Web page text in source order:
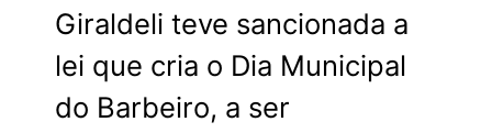
Giraldeli teve sancionada a
lei que cria o Dia Municipal
do Barbeiro, a ser